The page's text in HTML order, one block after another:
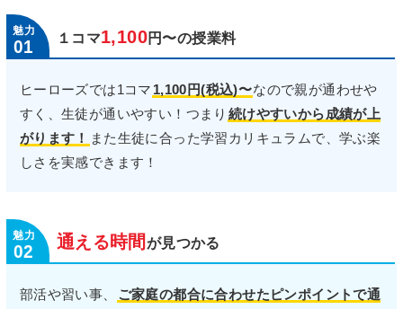
01 １コマ1,100円〜の授業料
ヒーローズでは1コマ 1,100円(税込)〜なので親が通わせや
すく、生徒が通いやすい！つまり 続けやすいから成績が上
がります！
また生徒に合った学習カリキュラムで、学ぶ楽
しさを実感できます！
02 通 える時間 が見つかる
部活や習い事、
ご家庭の都合に合わせたピンポイントで通